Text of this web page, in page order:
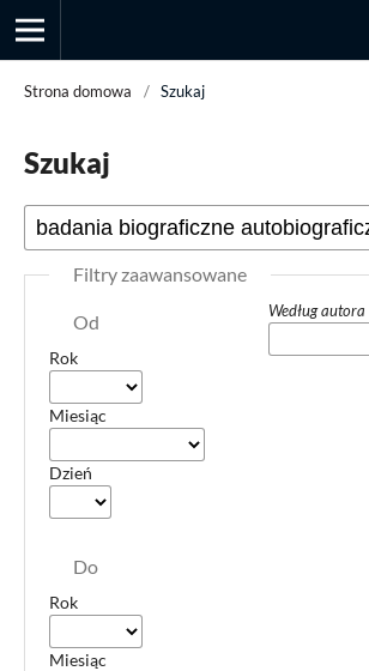
Strona domowa / Szukaj
Szukaj
Filtry zaawansowane
Od
Rok
Miesiąc
Dzień
Do
Rok
Miesiąc
Według autora